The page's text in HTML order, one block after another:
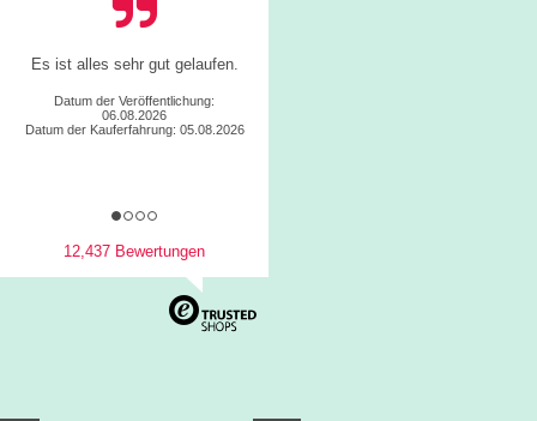
Es ist alles sehr gut gelaufen.
Datum der Veröffentlichung:
06.08.2026
Datum der Kauferfahrung: 05.08.2026
12,437 Bewertungen